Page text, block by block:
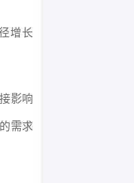
增长
影响
需求